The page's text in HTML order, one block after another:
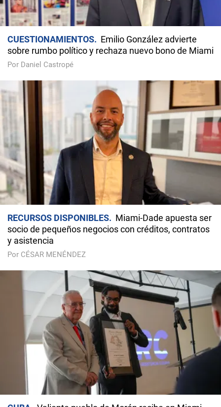
CUESTIONAMIENTOS
Emilio González advierte
sobre rumbo político y rechaza nuevo bono de Miami
Por Daniel Castropé
RECURSOS DISPONIBLES
Miami-Dade apuesta ser
socio de pequeños negocios con créditos, contratos
y asistencia
Por CÉSAR MENÉNDEZ